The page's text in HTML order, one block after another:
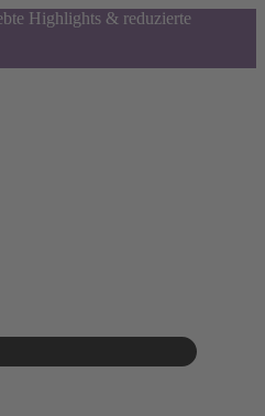
Highlights & reduzierte